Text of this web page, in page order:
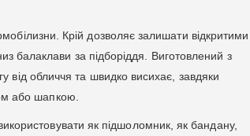
Крій дозволяє залишати відкритими
балаклави за підборіддя. Виготовлений з
від обличчя та швидко висихає, завдяки
або шапкою.
як підшоломник, як бандану,